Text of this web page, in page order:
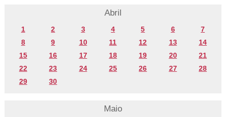
Abril
1 2 3 4 5 6
7
8
9 10 11 12 13
14
15
16 17 18 19 20
21
22
23 24 25 26 27
28
29
30
Maio